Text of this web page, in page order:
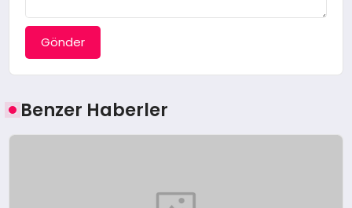
Gönder
Benzer Haberler